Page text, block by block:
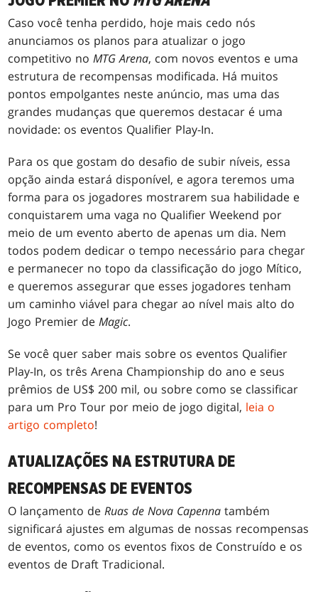
Caso você tenha perdido, hoje mais cedo nós
anunciamos os planos para atualizar o jogo
competitivo noMTG Arena, com novos eventos e uma
estrutura de recompensas modificada. Há muitos
pontos empolgantes neste anúncio, mas uma das
grandes mudanças que queremos destacar é uma
novidade: os eventos Qualifier Play-In.
Para os que gostam do desafio de subir níveis, essa
opção ainda estará disponível, e agora teremos uma
forma para os jogadores mostrarem sua habilidade e
conquistarem uma vaga no Qualifier Weekend por
meio de um evento aberto de apenas um dia. Nem
todos podem dedicar o tempo necessário para chegar
e permanecer no topo da classificação do jogo Mítico,
e queremos assegurar que esses jogadores tenham
um caminho viável para chegar ao nível mais alto do
Jogo Premier deMagic.
Se você quer saber mais sobre os eventos Qualifier
Play-In, os três Arena Championship do ano e seus
prêmios de US$ 200 mil, ou sobre como se classificar
para um Pro Tour por meio de jogo digital, leia o
artigo completo!
ATUALIZAÇÕES NA ESTRUTURA DE
RECOMPENSAS DE EVENTOS
O lançamento deRuas de Nova Capenna também
significará ajustes em algumas de nossas recompensas
de eventos, como os eventos fixos de Construído e os
eventos de Draft Tradicional.